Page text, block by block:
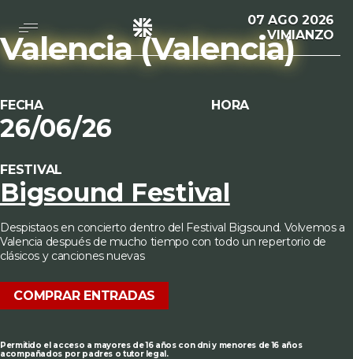
contenido
Despistaos
07 AGO 2026
VIMIANZO
Valencia(Valencia)
FECHA
26/06/26
HORA
FESTIVAL
Bigsound Festival
Despistaos en concierto dentro del Festival Bigsound. Volvemos a
Valencia después de mucho tiempo con todo un repertorio de
clásicos y canciones nuevas
COMPRAR ENTRADAS
Permitido el acceso a mayores de 16 años con dni y menores de 16 años
acompañados por padres o tutor legal.